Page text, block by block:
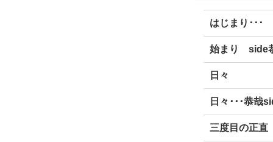
はじまり･･･
始まり side
日々
日々･･･恭哉
三度目の正直